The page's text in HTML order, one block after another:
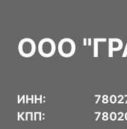
ООО
ИНН:
КПП: